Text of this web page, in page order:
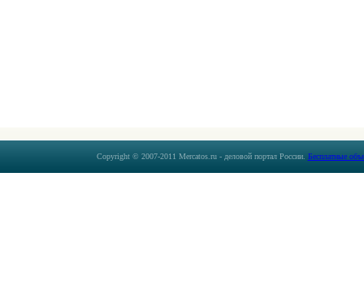
Copyright © 2007-2011 Mercatos.ru - деловой портал России. Бесплатные